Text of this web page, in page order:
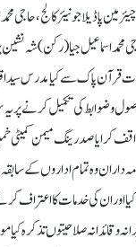
پاڈیلا جونیئر کالج ،حاجی
محمد اسماعیل جیا (رکن ) شہ نشین
قرآن پاک سے کیا مدرس سید
و ضوابط کی تکمیل کرنے پر
کرایا صدر ینگ میمن کمیٹی
داران وہ تمام اداروں کے
کیااور ان کی خدمات کا
وقائدانہ صلاحیتوں تذکرہ